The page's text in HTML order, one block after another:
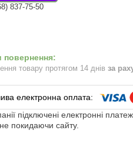
837-75-50
товару протягом 14 днів за
підключені електронні
покидаючи сайту.